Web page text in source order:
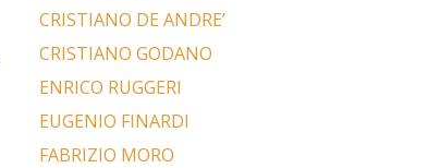
CRISTIANO DE ANDRE’
CRISTIANO GODANO
ENRICO RUGGERI
EUGENIO FINARDI
FABRIZIO MORO